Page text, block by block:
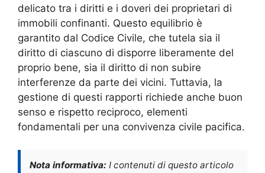
delicato tra i diritti e i doveri dei proprietari di
immobili confinanti. Questo equilibrio è
garantito dal Codice Civile, che tutela sia il
diritto di ciascuno di disporre liberamente del
proprio bene, sia il diritto di non subire
interferenze da parte dei vicini. Tuttavia, la
gestione di questi rapporti richiede anche buon
senso e rispetto reciproco, elementi
fondamentali per una convivenza civile pacifica.
Nota informativa: I contenuti di questo articolo